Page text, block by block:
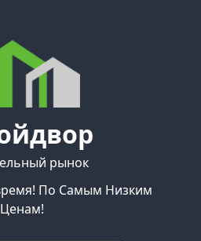
рынок
По Самым Низким
Ценам!